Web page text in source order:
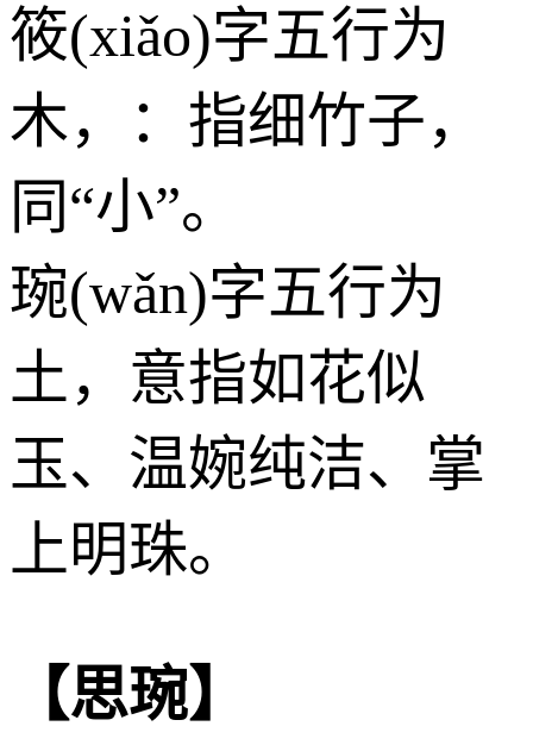
筱(xiǎo)字五行为
木，：指细竹子，
同“小”。
琬(wǎn)字五行为
土，意指如花似
玉、温婉纯洁、掌
上明珠。
【思琬】